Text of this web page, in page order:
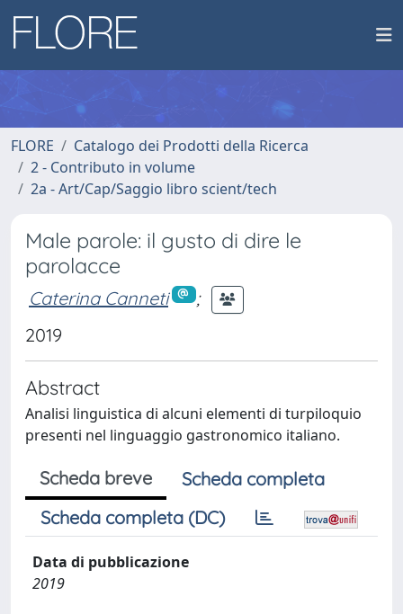
FLORE
Catalogo dei Prodotti della Ricerca
2 - Contributo in volume
2a - Art/Cap/Saggio libro scient/tech
Male parole: il gusto di dire le
parolacce
Caterina Canneti
;
2019
Abstract
Analisi linguistica di alcuni elementi di turpiloquio
presenti nel linguaggio gastronomico italiano.
Scheda breve
Scheda completa
Scheda completa (DC)
Data di pubblicazione
2019